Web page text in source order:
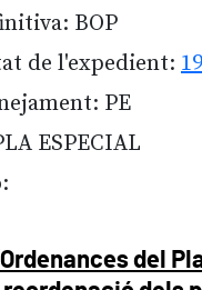
BOP
de l'expedient:
PE
ESPECIAL
del